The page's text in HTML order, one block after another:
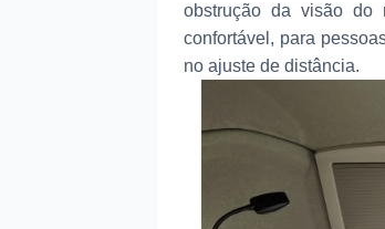
obstrução da visão do
confortável, para
no ajuste de distância.